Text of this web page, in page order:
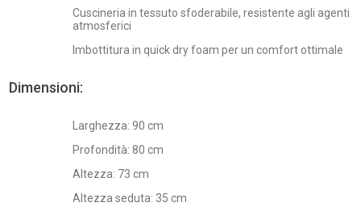
Cuscineria in tessuto sfoderabile, resistente agli agenti
atmosferici
Imbottitura in quick dry foam per un comfort ottimale
Dimensioni:
Larghezza: 90 cm
Profondità: 80 cm
Altezza: 73 cm
Altezza seduta: 35 cm